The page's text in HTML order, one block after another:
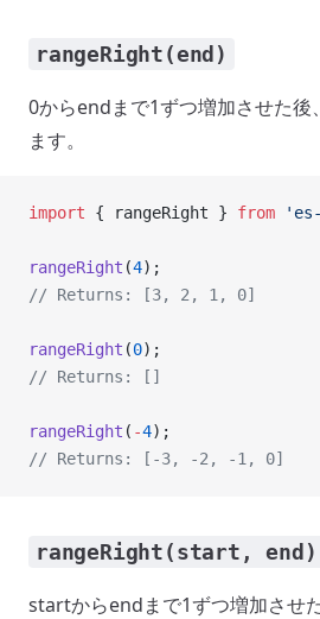
rangeRight(end)
0からendまで1ずつ増加させた後
ます。
import { rangeRight } from
rangeRight (4);
// Returns: [3, 2, 1, 0]
rangeRight (0);
// Returns: []
rangeRight ( -4);
// Returns: [-3, -2, -1, 0]
rangeRight(start, end)
startからendまで1ずつ増加させ